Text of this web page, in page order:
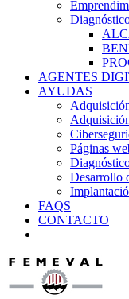
AGENTES
AYUDAS
Páginas
Desarrollo
FAQS
CONTACTO